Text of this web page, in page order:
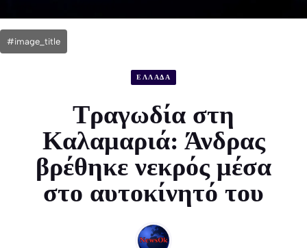
#image_title
ΕΛΛΑΔΑ
Τραγωδία στη
Καλαμαριά: Άνδρας
βρέθηκε νεκρός μέσα
στο αυτοκίνητό του